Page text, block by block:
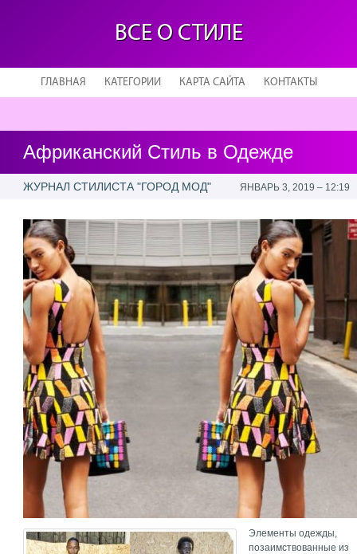
ВСЕ О СТИЛЕ
ГЛАВНАЯ КАТЕГОРИИ КАРТА САЙТА КОНТАКТЫ
Африканский Стиль в Одежде
ЖУРНАЛ СТИЛИСТА "ГОРОД МОД" ЯНВАРЬ 3, 2019 – 12:19
Элементы одежды,
позаимствованные из